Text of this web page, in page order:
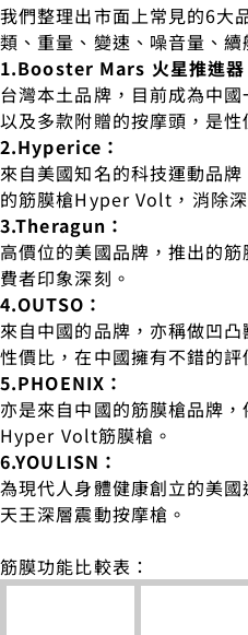
我們整理出市面上常見的6大
類、重量、變速、噪音量、
1.Booster Mars 火星推進器
台灣本土品牌，目前成為中
以及多款附贈的按摩頭，是
2.Hyperice：
來自美國知名的科技運動品
的筋膜槍Hyper Volt，消除深
3.Theragun：
高價位的美國品牌，推出的
費者印象深刻。
4.OUTSO：
來自中國的品牌，亦稱做凹
性價比，在中國擁有不錯的評
5.PHOENIX：
亦是來自中國的筋膜槍品牌
Hyper Volt筋膜槍。
6.YOULISN：
為現代人身體健康創立的美
天王深層震動按摩槍。
筋膜功能比較表：